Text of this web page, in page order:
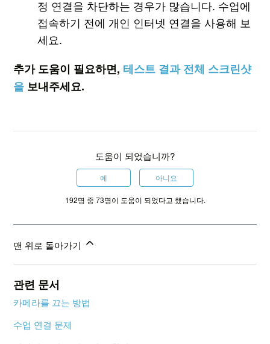
정 연결을 차단하는 경우가 많습니다. 수업에
접속하기 전에 개인 인터넷 연결을 사용해 보
세요.
추가 도움이 필요하면, 테스트 결과 전체 스크린샷
을 보내주세요.
도움이 되었습니까?
예 아니요
192명 중 73명이 도움이 되었다고 했습니다.
맨 위로 돌아가기
관련 문서
카메라를 끄는 방법
수업 연결 문제